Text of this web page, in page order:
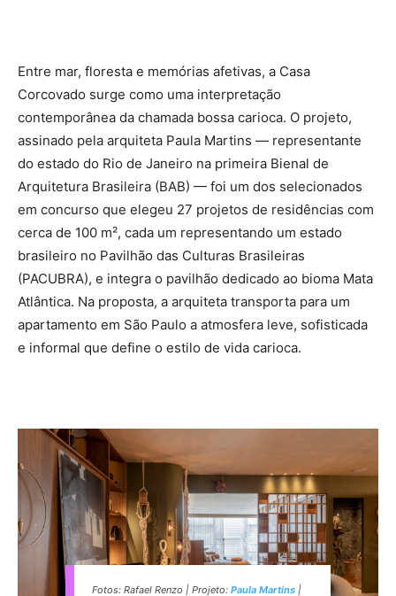
Entre mar, floresta e memórias afetivas, a Casa
Corcovado surge como uma interpretação
contemporânea da chamada bossa carioca. O projeto,
assinado pela arquiteta Paula Martins — representante
do estado do Rio de Janeiro na primeira Bienal de
Arquitetura Brasileira (BAB) — foi um dos selecionados
em concurso que elegeu 27 projetos de residências com
cerca de 100 m², cada um representando um estado
brasileiro no Pavilhão das Culturas Brasileiras
(PACUBRA), e integra o pavilhão dedicado ao bioma Mata
Atlântica. Na proposta, a arquiteta transporta para um
apartamento em São Paulo a atmosfera leve, sofisticada
e informal que define o estilo de vida carioca.
Fotos: Rafael Renzo | Projeto: Paula Martins |